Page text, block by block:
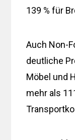
139 % für
Auch Non-
deutliche
Möbel und
mehr als